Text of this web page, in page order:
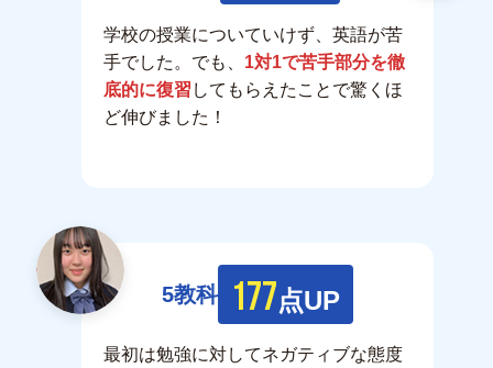
学校の授業についていけず、英語が苦
手でした。でも、 1対1で苦手部分を徹
底的に復習 してもらえたことで驚くほ
ど伸びました！
5教科 177点UP
最初は勉強に対してネガティブな態度